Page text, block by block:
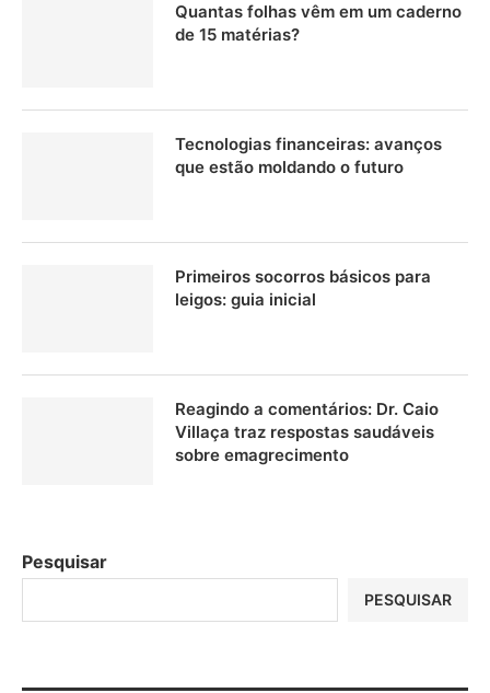
Quantas folhas vêm em um caderno
de 15 matérias?
Tecnologias financeiras: avanços
que estão moldando o futuro
Primeiros socorros básicos para
leigos: guia inicial
Reagindo a comentários: Dr. Caio
Villaça traz respostas saudáveis
sobre emagrecimento
Pesquisar
PESQUISAR